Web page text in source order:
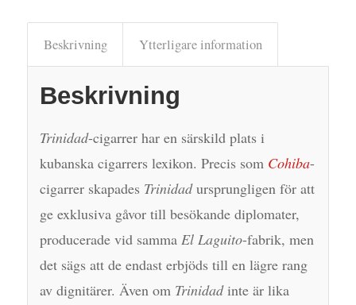
Beskrivning Ytterligare information
Beskrivning
Trinidad-cigarrer har en särskild plats i
kubanska cigarrers lexikon. Precis som Cohiba-
cigarrer skapades Trinidadursprungligen för att
ge exklusiva gåvor till besökande diplomater,
producerade vid samma El Laguito-fabrik, men
det sägs att de endast erbjöds till en lägre rang
av dignitärer. Även om Trinidadinte är lika